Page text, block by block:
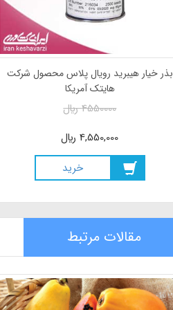
بذر خیار هیبرید رویال پلاس محصول شرکت
هایتک آمریکا
4550000ريال
4,550,000ريال
خريد
مقالات مرتبط